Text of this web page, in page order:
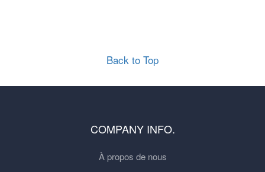
Back to Top
COMPANY INFO.
À propos de nous